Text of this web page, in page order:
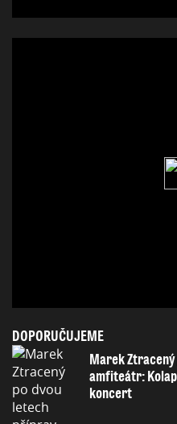
DOPORUČUJEME
Marek
amfiteátr:
koncert